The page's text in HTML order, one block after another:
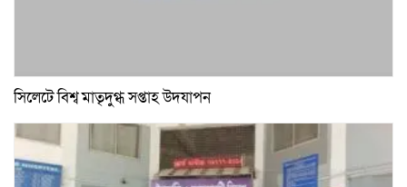
সিলেটে বিশ্ব মাতৃদুগ্ধ সপ্তাহ উদযাপন